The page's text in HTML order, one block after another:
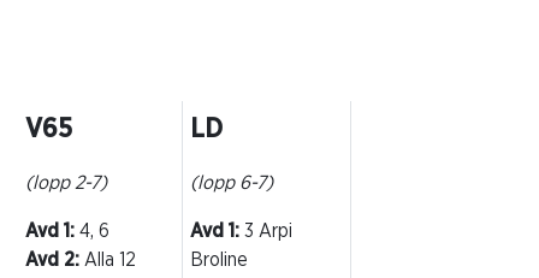
V65
(lopp 2-7)
Avd 1:4, 6
Avd 2:Alla 12
LD
(lopp 6-7)
Avd 1:3 Arpi
Broline